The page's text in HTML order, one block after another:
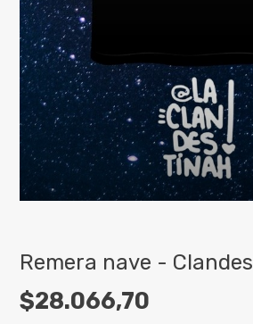
Remera nave - Clandes
$28.066,70